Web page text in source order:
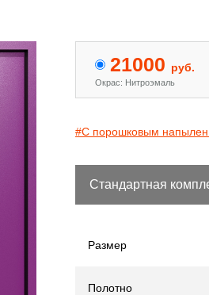
21000 руб.
Окрас: Нитроэмаль
#С порошковым
Стандартная
Размер
Полотно